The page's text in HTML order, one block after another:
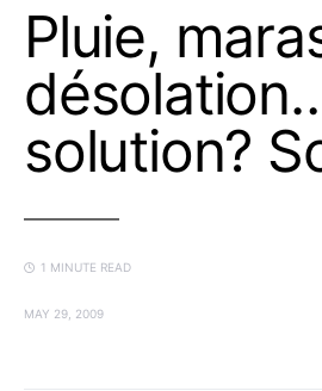
Pluie,
solution?
1 MINUTE READ
MAY 29, 2009